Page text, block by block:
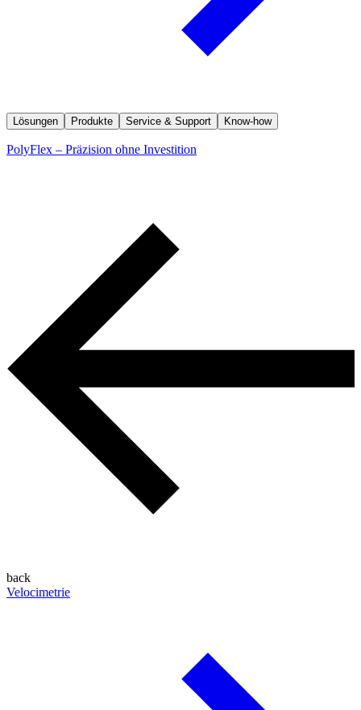
Lösungen Produkte Service & Support Know-how
PolyFlex – Präzision ohne Investition
back
Velocimetrie